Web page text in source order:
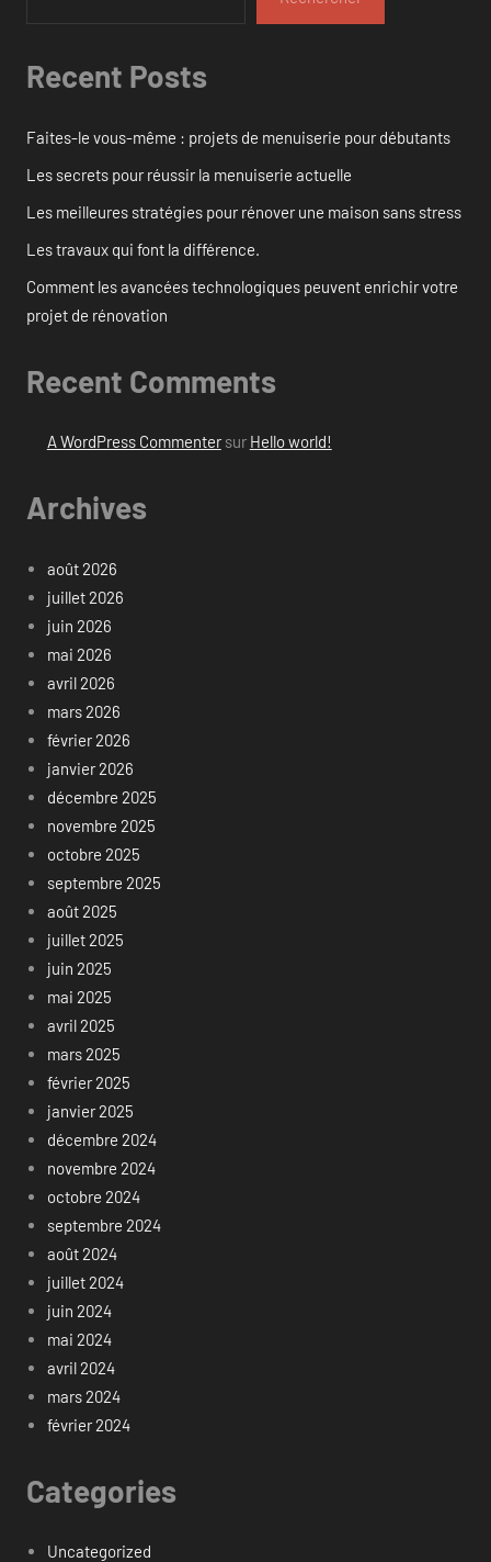
Recent Posts
Faites-le vous-même : projets de menuiserie pour débutants
Les secrets pour réussir la menuiserie actuelle
Les meilleures stratégies pour rénover une maison sans stress
Les travaux qui font la différence.
Comment les avancées technologiques peuvent enrichir votre
projet de rénovation
Recent Comments
A WordPress Commentersur Hello world!
Archives
août 2026
juillet 2026
juin 2026
mai 2026
avril 2026
mars 2026
février 2026
janvier 2026
décembre 2025
novembre 2025
octobre 2025
septembre 2025
août 2025
juillet 2025
juin 2025
mai 2025
avril 2025
mars 2025
février 2025
janvier 2025
décembre 2024
novembre 2024
octobre 2024
septembre 2024
août 2024
juillet 2024
juin 2024
mai 2024
avril 2024
mars 2024
février 2024
Categories
Uncategorized